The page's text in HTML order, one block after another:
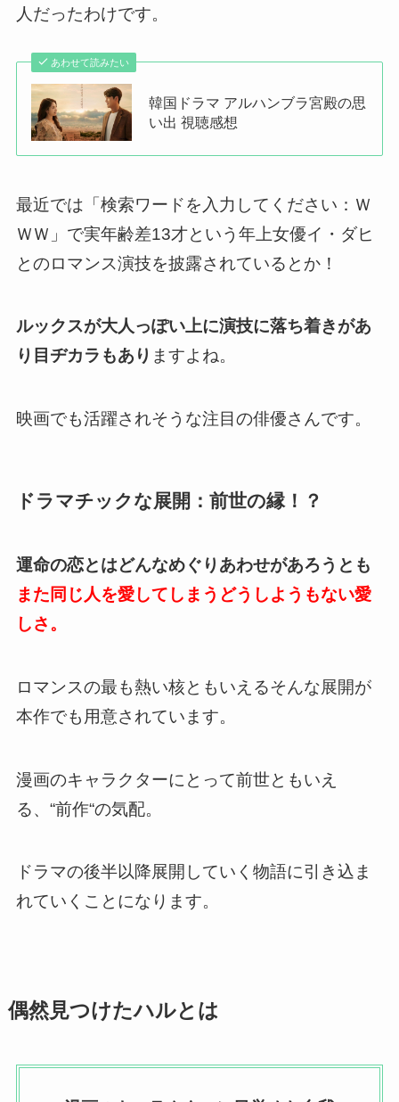
人だったわけです。
あわせて読みたい
韓国ドラマ アルハンブラ宮殿の思
い出 視聴感想
最近では「検索ワードを入力してください：Ｗ
ＷＷ」で実年齢差13才という年上女優イ・ダヒ
とのロマンス演技を披露されているとか！
ルックスが大人っぽい上に演技に落ち着きがあ
り目ヂカラもあり ますよね。
映画でも活躍されそうな注目の俳優さんです。
ドラマチックな展開：前世の縁！？
運命の恋とはどんなめぐりあわせがあろうとも
また同じ人を愛してしまうどうしようもない愛
しさ。
ロマンスの最も熱い核ともいえるそんな展開が
本作でも用意されています。
漫画のキャラクターにとって前世ともいえ
る、“前作“の気配。
ドラマの後半以降展開していく物語に引き込ま
れていくことになります。
偶然見つけたハルとは